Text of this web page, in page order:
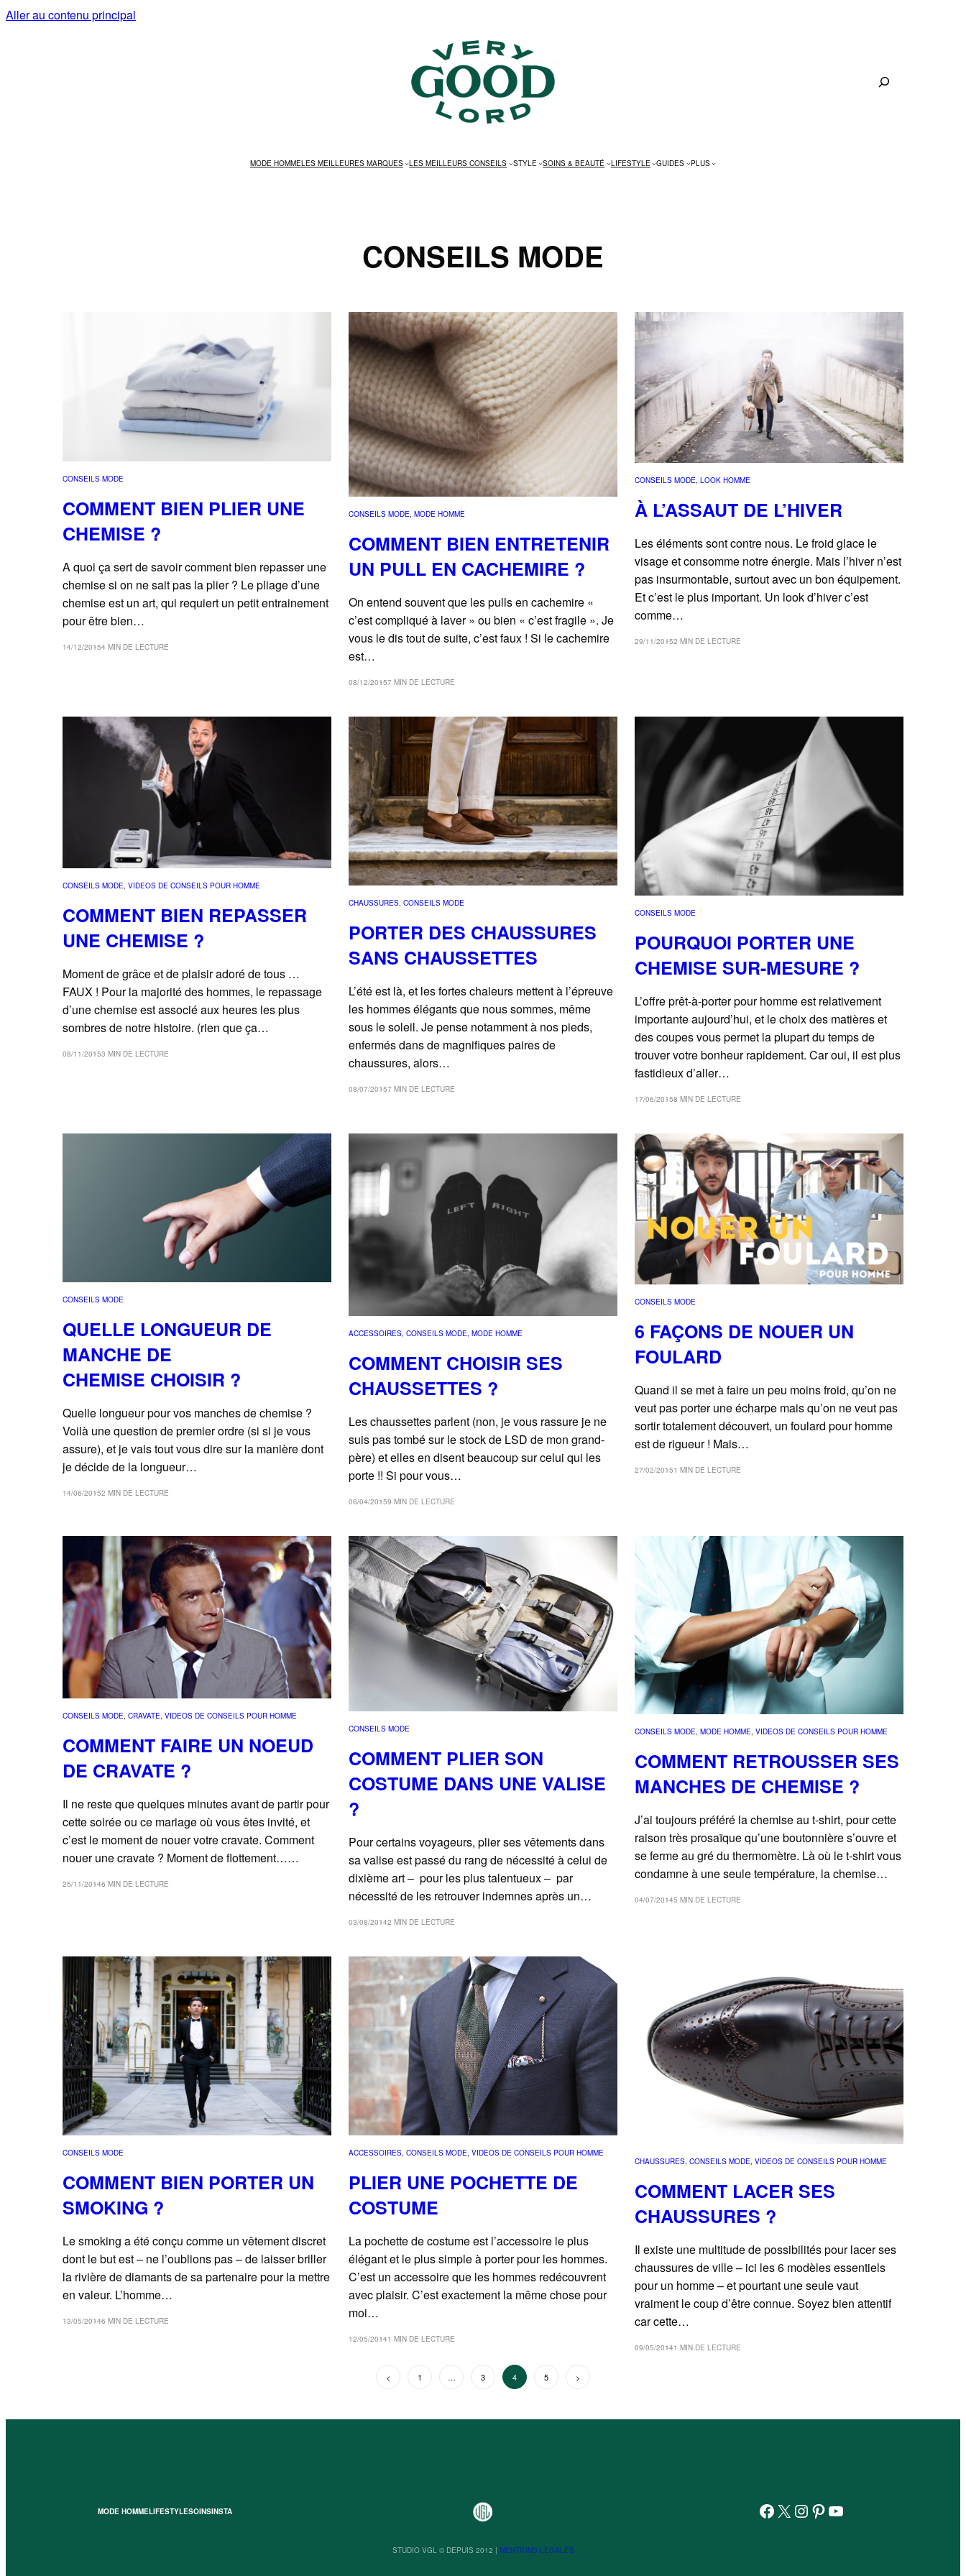
Aller au contenu principal
MODE HOMMELES MEILLEURES MARQUES LES MEILLEURS CONSEILS STYLE SOINS & BEAUTÉ LIFESTYLE GUIDES PLUS
CONSEILS MODE
CONSEILS MODE
COMMENT BIEN PLIER UNE
CHEMISE ?
A quoi ça sert de savoir comment bien repasser une
chemise si on ne sait pas la plier ? Le pliage d’une
chemise est un art, qui requiert un petit entrainement
pour être bien…
14/12/20154 MIN DE LECTURE
CONSEILS MODE MODE HOMME
COMMENT BIEN ENTRETENIR
UN PULL EN CACHEMIRE ?
On entend souvent que les pulls en cachemire «
c’est compliqué à laver » ou bien « c’est fragile ». Je
vous le dis tout de suite, c’est faux ! Si le cachemire
est…
08/12/20157 MIN DE LECTURE
CONSEILS MODE, LOOK HOMME
À L’ASSAUT DE L’HIVER
Les éléments sont contre nous. Le froid glace le
visage et consomme notre énergie. Mais l’hiver n’est
pas insurmontable, surtout avec un bon équipement.
Et c’est le plus important. Un look d’hiver c’est
comme…
29/11/20152 MIN DE LECTURE
CONSEILS MODE, VIDEOS DE CONSEILS POUR HOMME
COMMENT BIEN REPASSER
UNE CHEMISE ?
Moment de grâce et de plaisir adoré de tous …
FAUX ! Pour la majorité des hommes, le repassage
d’une chemise est associé aux heures les plus
sombres de notre histoire. (rien que ça…
08/11/20153 MIN DE LECTURE
CHAUSSURES, CONSEILS MODE
PORTER DES CHAUSSURES
SANS CHAUSSETTES
L’été est là, et les fortes chaleurs mettent à l’épreuve
les hommes élégants que nous sommes, même
sous le soleil. Je pense notamment à nos pieds,
enfermés dans de magnifiques paires de
chaussures, alors…
08/07/20157 MIN DE LECTURE
CONSEILS MODE
POURQUOI PORTER UNE
CHEMISE SUR-MESURE ?
L’offre prêt-à-porter pour homme est relativement
importante aujourd’hui, et le choix des matières et
des coupes vous permet la plupart du temps de
trouver votre bonheur rapidement. Car oui, il est plus
fastidieux d’aller…
17/06/20158 MIN DE LECTURE
CONSEILS MODE
QUELLE LONGUEUR DE
MANCHE DE
CHEMISE CHOISIR ?
Quelle longueur pour vos manches de chemise ?
Voilà une question de premier ordre (si si je vous
assure), et je vais tout vous dire sur la manière dont
je décide de la longueur…
14/06/20152 MIN DE LECTURE
ACCESSOIRES, CONSEILS MODE, MODE HOMME
COMMENT CHOISIR SES
CHAUSSETTES ?
Les chaussettes parlent (non, je vous rassure je ne
suis pas tombé sur le stock de LSD de mon grand-
père) et elles en disent beaucoup sur celui qui les
porte !! Si pour vous…
06/04/20159 MIN DE LECTURE
CONSEILS MODE
6 FAÇONS DE NOUER UN
FOULARD
Quand il se met à faire un peu moins froid, qu’on ne
veut pas porter une écharpe mais qu’on ne veut pas
sortir totalement découvert, un foulard pour homme
est de rigueur ! Mais…
27/02/20151 MIN DE LECTURE
CONSEILS MODE CRAVATE VIDEOS DE CONSEILS POUR HOMME
COMMENT FAIRE UN NOEUD
DE CRAVATE ?
Il ne reste que quelques minutes avant de partir pour
cette soirée ou ce mariage où vous êtes invité, et
c’est le moment de nouer votre cravate. Comment
nouer une cravate ? Moment de flottement……
25/11/20146 MIN DE LECTURE
CONSEILS MODE
COMMENT PLIER SON
COSTUME DANS UNE VALISE
?
Pour certains voyageurs, plier ses vêtements dans
sa valise est passé du rang de nécessité à celui de
dixième art – pour les plus talentueux – par
nécessité de les retrouver indemnes après un…
03/08/20142 MIN DE LECTURE
CONSEILS MODE, MODE HOMME, VIDEOS DE CONSEILS POUR HOMME
COMMENT RETROUSSER SES
MANCHES DE CHEMISE ?
J’ai toujours préféré la chemise au t-shirt, pour cette
raison très prosaïque qu’une boutonnière s’ouvre et
se ferme au gré du thermomètre. Là où le t-shirt vous
condamne à une seule température, la chemise…
04/07/20145 MIN DE LECTURE
CONSEILS MODE
COMMENT BIEN PORTER UN
SMOKING ?
Le smoking a été conçu comme un vêtement discret
dont le but est – ne l’oublions pas – de laisser briller
la rivière de diamants de sa partenaire pour la mettre
en valeur. L’homme…
13/05/20146 MIN DE LECTURE
ACCESSOIRES CONSEILS MODE VIDEOS DE CONSEILS POUR HOMME
PLIER UNE POCHETTE DE
COSTUME
La pochette de costume est l’accessoire le plus
élégant et le plus simple à porter pour les hommes.
C’est un accessoire que les hommes redécouvrent
avec plaisir. C’est exactement la même chose pour
moi…
12/05/20141 MIN DE LECTURE
CHAUSSURES, CONSEILS MODE, VIDEOS DE CONSEILS POUR HOMME
COMMENT LACER SES
CHAUSSURES ?
Il existe une multitude de possibilités pour lacer ses
chaussures de ville – ici les 6 modèles essentiels
pour un homme – et pourtant une seule vaut
vraiment le coup d’être connue. Soyez bien attentif
car cette…
09/05/20141 MIN DE LECTURE
PAGINATION
PUBLICATIONS
Précédent 1 … 3 4 5 Suivant
MODE HOMMELIFESTYLESOINSINSTA Facebook
X Instagram
Pinterest
YouTube
STUDIO VGL © DEPUIS 2012 | MENTIONS LEGALES